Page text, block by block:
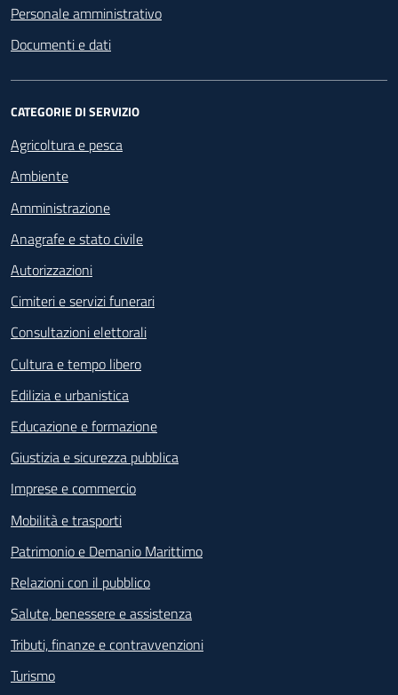
Personale amministrativo
Documenti e dati
CATEGORIE DI SERVIZIO
Agricoltura e pesca
Ambiente
Amministrazione
Anagrafe e stato civile
Autorizzazioni
Cimiteri e servizi funerari
Consultazioni elettorali
Cultura e tempo libero
Edilizia e urbanistica
Educazione e formazione
Giustizia e sicurezza pubblica
Imprese e commercio
Mobilità e trasporti
Patrimonio e Demanio Marittimo
Relazioni con il pubblico
Salute, benessere e assistenza
Tributi, finanze e contravvenzioni
Turismo